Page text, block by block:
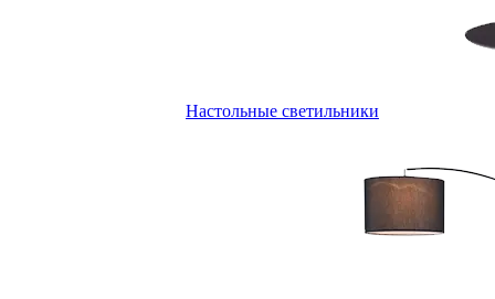
Настольные светильники